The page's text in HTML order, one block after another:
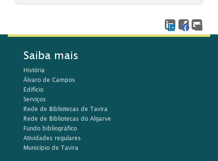
Saiba mais
História
Álvaro de Campos
Edifício
Serviços
Rede de Bibliotecas de Tavira
Rede de Bibliotecas do Algarve
Fundo bibliográfico
Atividades regulares
Município de Tavira